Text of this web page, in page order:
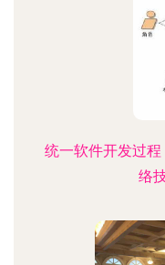
统一软件开发过
络